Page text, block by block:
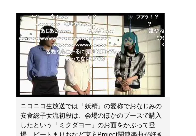
ニコニコ生放送では「妖精」の愛称でおなじみの
安食総子女流初段は、会場のほかのブースで購入
したという「ミクダヨー」のお面をかぶって登
場。ビートまりおなど東方Project関連楽曲が好き